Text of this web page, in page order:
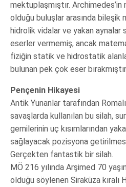
mektuplaşmıştır. Archimedes’in
olduğu buluşlar arasında bileşik
hidrolik vidalar ve yakan aynalar
eserler vermemiş, ancak
fiziğin statik ve hidrostatik
bulunan pek çok eser
Pençenin Hikayesi
Antik Yunanlar tarafından
savaşlarda kullanılan bu silah,
gemilerinin uç kısımlarından
sağlayacak pozisyona
Gerçekten fantastik bir silah.
MÖ 216 yılında Arşimed 70
olduğu söylenen Siraküza kıralı